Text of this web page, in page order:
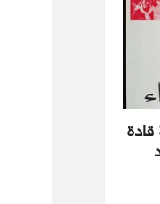
"عملية فردان".. ضحيتها 3 قادة